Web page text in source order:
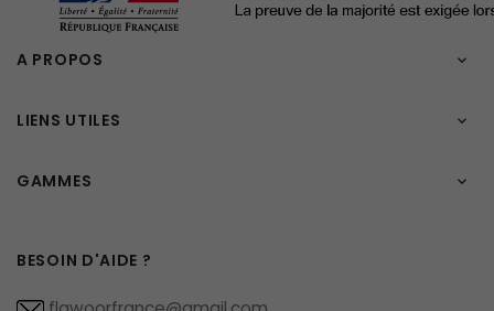
A PROPOS 
LIENS UTILES 
GAMMES 
BESOIN D'AIDE ?